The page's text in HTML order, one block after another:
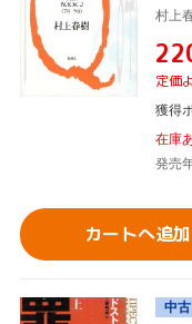
村上
定価
獲得
在庫
発売
カートへ追加
中古